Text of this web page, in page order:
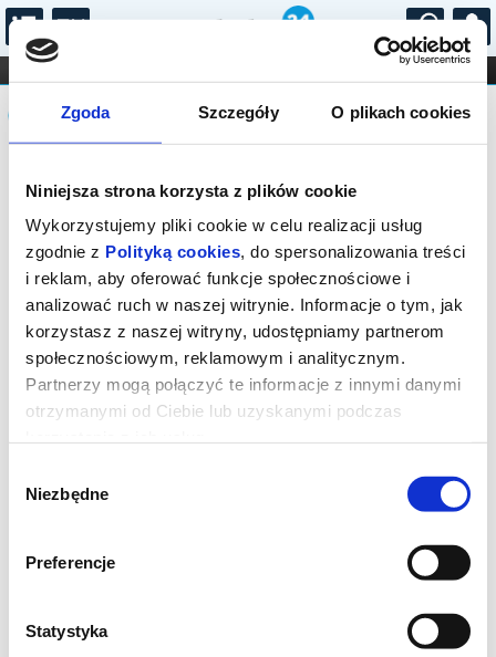
Zgoda Szczegóły O plikach cookies
Niniejsza strona korzysta z plików cookie
Wykorzystujemy pliki cookie w celu realizacji usług
zgodnie z Polityką cookies, do spersonalizowania treści
i reklam, aby oferować funkcje społecznościowe i
analizować ruch w naszej witrynie. Informacje o tym, jak
korzystasz z naszej witryny, udostępniamy partnerom
społecznościowym, reklamowym i analitycznym.
Partnerzy mogą połączyć te informacje z innymi danymi
otrzymanymi od Ciebie lub uzyskanymi podczas
zgody
Niezbędne
Preferencje
Statystyka
...
FILHARMONIA OPERA I BALET
STAND-UP
DLA DZIECI
Komunikat
Sprzedaż on-line została zakończona,
sprawdź dostępność biletów w kasie.